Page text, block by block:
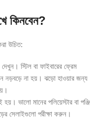
কিনবেন?
উচিত:
দেখুন। স্টিল বা ফাইবারের ফ্রেম
নড়বড়ে না হয়। ঝড়ো হাওয়ার জন্য
ভালো মানের পলিয়েস্টার বা পঞ্জি
সেলাইগুলো পরীক্ষা করুন।